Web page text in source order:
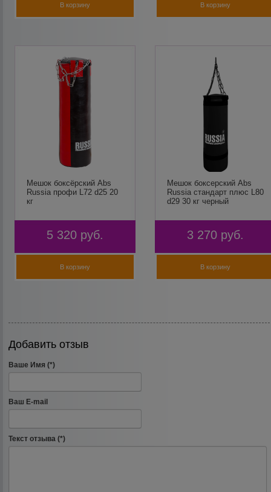
В корзину В корзину
Мешок боксёрский Abs
Russia профи L72 d25 20
кг
5 320 руб.
В корзину
Мешок боксерский Abs
Russia стандарт плюс L80
d29 30 кг черный
3 270 руб.
В корзину
Добавить отзыв
Ваше Имя (*)
Ваш E-mail
Текст отзыва (*)